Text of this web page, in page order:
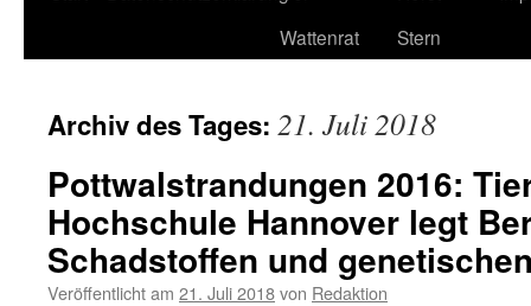
Wattenrat
Stern
Archiv des Tages: 21. Juli 2018
Pottwalstrandungen 2016:
Hochschule Hannover legt
Schadstoffen und
Veröffentlicht am 21. Juli 2018von Redaktion